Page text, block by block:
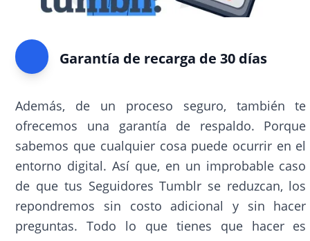
Garantía de recarga de 30 días
Además, de un proceso seguro, también te
ofrecemos una garantía de respaldo. Porque
sabemos que cualquier cosa puede ocurrir en el
entorno digital. Así que, en un improbable caso
de que tus Seguidores Tumblr se reduzcan, los
repondremos sin costo adicional y sin hacer
preguntas. Todo lo que tienes que hacer es